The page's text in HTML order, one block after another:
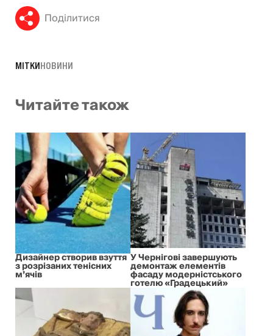
Поділитися
МІТКИНОВИНИ
Читайте також
Дизайнер створив взуття
з розрізаних тенісних
м’ячів
У Чернігові завершують
демонтаж елементів
фасаду модерністського
готелю «Градецький»